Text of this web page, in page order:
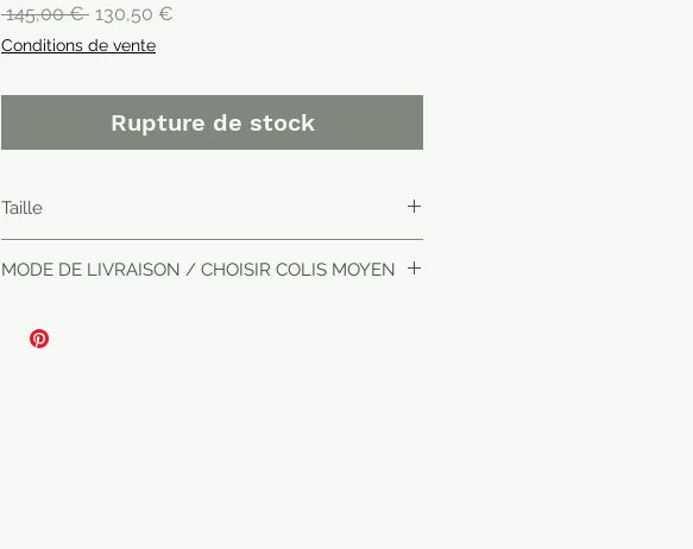
145,00 € Prix
original
130,50 €
Conditions de vente
Rupture de stock
Taille
MODE DE LIVRAISON / CHOISIR COLIS MOYEN